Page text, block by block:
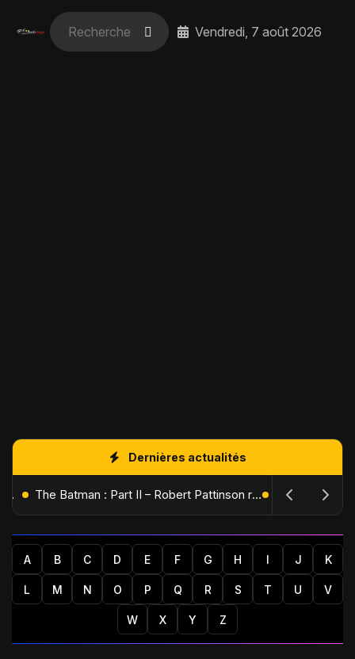
Vendredi, 7 août 2026
Dernières actualités
L'Âge de Glace : Le Réveil du Volcan – Manny, Sid et Diego de retour pour une aventure explosive The Batman : Part II – Robert Pattinson replonge dans les ténèbres de Gotham dès octobre 2027
A B C D E F G H I J K
L M N O P Q R S T U V
W X Y Z